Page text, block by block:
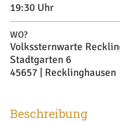
19:30 Uhr
WO?
Volkssternwarte
Stadtgarten 6
45657 | Recklinghausen
Beschreibung